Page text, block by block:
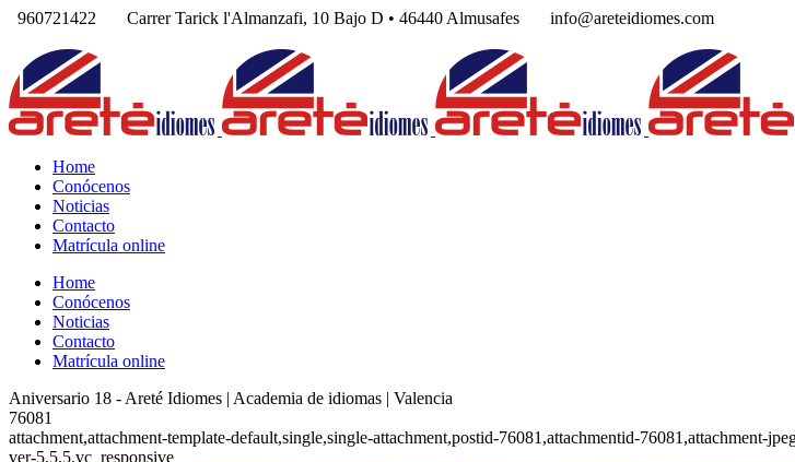
960721422 Carrer Tarick l'Almanzafi, 10 Bajo D • 46440 Almusafes info@areteidiomes.com
Home
Conócenos
Noticias
Contacto
Matrícula online
Home
Conócenos
Noticias
Contacto
Matrícula online
Aniversario 18 - Areté Idiomes | Academia de idiomas | Valencia
76081
attachment,attachment-template-default,single,single-attachment,postid-76081,attachmentid-76081,attachment-
ver-5.5.5,vc_responsive